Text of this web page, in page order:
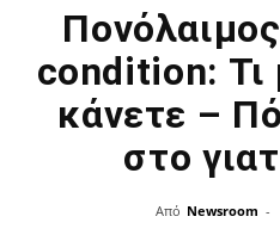
condition: Τι
κάνετε –
στο
Από Newsroom -